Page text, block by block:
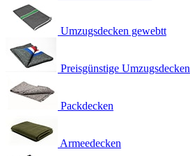
Umzugsdecken gewebtt
Preisgünstige Umzugsdecken
Packdecken
Armeedecken